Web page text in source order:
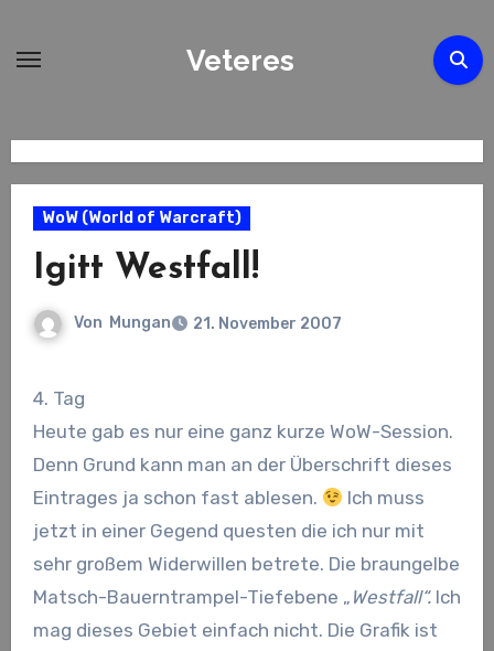
Veteres
WoW (World of Warcraft)
Igitt Westfall!
Von Mungan 21. November 2007
4. Tag
Heute gab es nur eine ganz kurze WoW-Session.
Denn Grund kann man an der Überschrift dieses
Eintrages ja schon fast ablesen.
Ich muss
jetzt in einer Gegend questen die ich nur mit
sehr großem Widerwillen betrete. Die braungelbe
Matsch-Bauerntrampel-Tiefebene „ Westfall“.Ich
mag dieses Gebiet einfach nicht. Die Grafik ist